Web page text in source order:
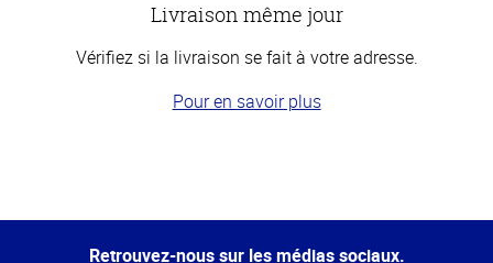
Livraison même jour
Vérifiez si la livraison se fait à votre adresse.
Pour en savoir plus
de la
Retrouvez-nous sur les médias sociaux.